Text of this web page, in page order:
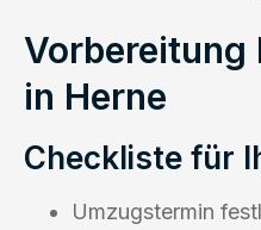
Vorbereitung
in Herne
Checkliste für
Umzugstermin